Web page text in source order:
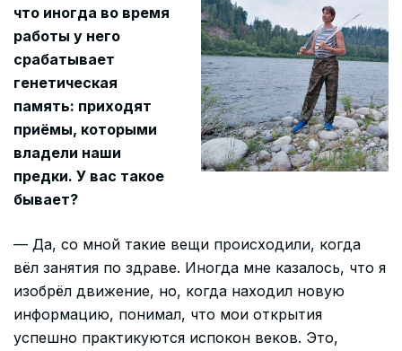
что иногда во время
работы у него
срабатывает
генетическая
память: приходят
приёмы, которыми
владели наши
предки. У вас такое
бывает?
— Да, со мной такие вещи происходили, когда
вёл занятия по здраве. Иногда мне казалось, что я
изобрёл движение, но, когда находил новую
информацию, понимал, что мои открытия
успешно практикуются испокон веков. Это,